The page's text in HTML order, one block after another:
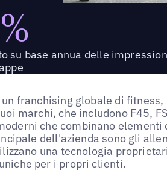
su base annua delle
franchising globale di
marchi, che includono F45,
che combinano elementi
dell'azienda sono gli
una tecnologia
per i propri clienti.